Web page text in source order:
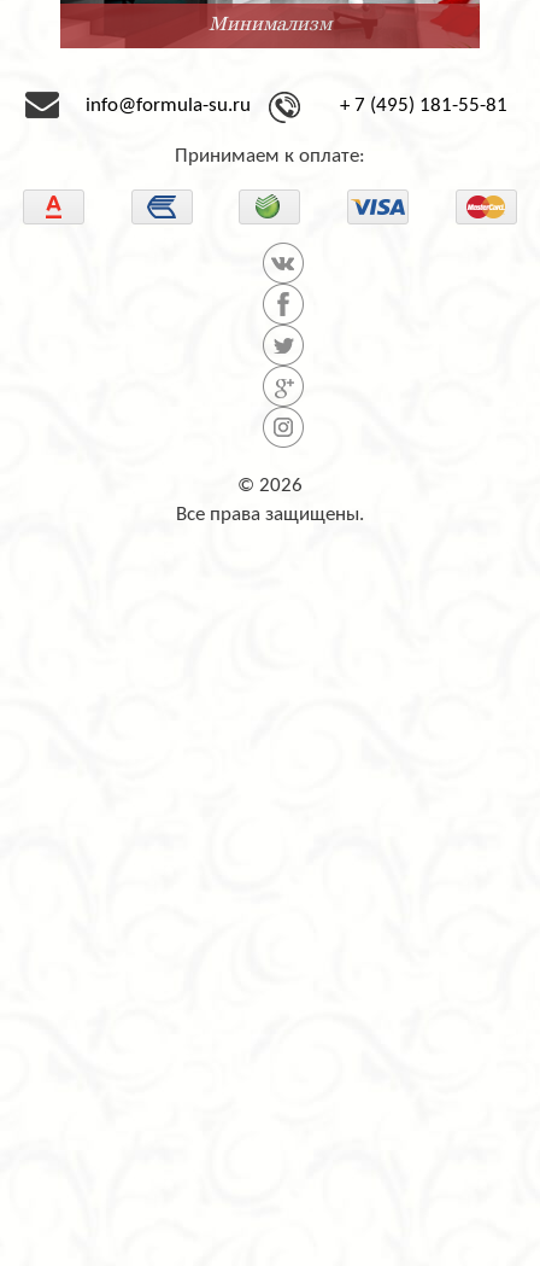
Нео-Классика
info@formula-su.ru + 7 (495) 181-55-81
Принимаем к оплате:
© 2026
Все права защищены.